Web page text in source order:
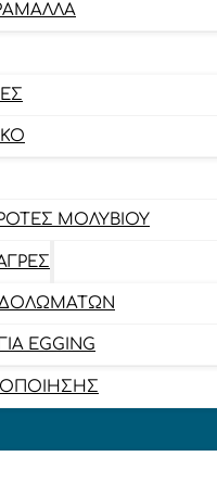
ΜΟΛΥΒΙΟΎ
ΔΟΛΩΜΆΤΩΝ
EGGING